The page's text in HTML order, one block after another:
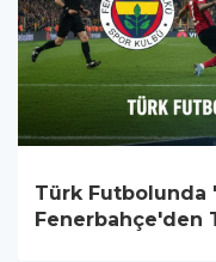
Türk Futbolunda
Fenerbahçe'den